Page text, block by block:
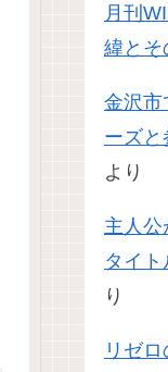
月刊
緯とそ
金沢市
ーズ
より
主人
タイト
り
リゼ